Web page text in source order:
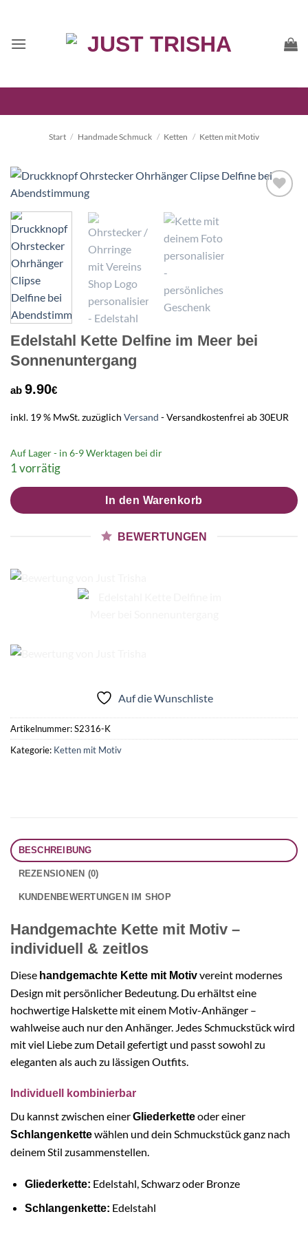
springen
Start / Handmade Schmuck / Ketten / Ketten mit Motiv
Edelstahl Kette Delfine im Meer bei
Sonnenuntergang
ab 9.90€
inkl. 19 % MwSt.zuzüglich Versand - Versandkostenfrei ab 30EUR
Auf Lager - in 6-9 Werktagen bei dir
1 vorrätig
In den Warenkorb
BEWERTUNGEN
Auf die Wunschliste
Artikelnummer:S2316-K
Kategorie: Ketten mit Motiv
BESCHREIBUNG
REZENSIONEN (0)
KUNDENBEWERTUNGEN IM SHOP
Handgemachte Kette mit Motiv –
individuell & zeitlos
Diese handgemachte Kette mit Motivvereint modernes
Design mit persönlicher Bedeutung. Du erhältst eine
hochwertige Halskette mit einem Motiv-Anhänger –
wahlweise auch nur den Anhänger. Jedes Schmuckstück wird
mit viel Liebe zum Detail gefertigt und passt sowohl zu
eleganten als auch zu lässigen Outfits.
Individuell kombinierbar
Du kannst zwischen einerGliederketteoder einer
Schlangenkettewählen und dein Schmuckstück ganz nach
deinem Stil zusammenstellen.
Gliederkette: Edelstahl, Schwarz oder Bronze
Schlangenkette: Edelstahl